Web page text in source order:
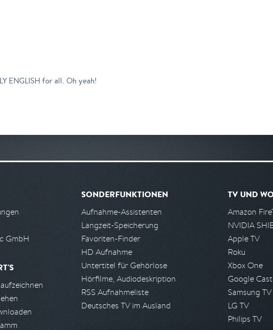
ENGLISH for all. Oh yeah!
GmbH
SONDERFUNKTIONEN
Aufnahme-Assistenten
Langzeit-Speicherung
Favoriten-Finder
HD Aufnahme
Untertitel für Gehörlose
Hörfilme, Audiodeskription
RSS Aufnahmeliste
Deutsches TV im Ausland
TV UND
Amazon
NVIDIA
Apple TV
Roku
Xbox One
Google Cast
Samsung TV
LG TV
Philips TV